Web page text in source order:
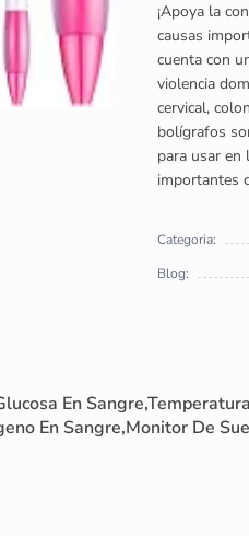
¡Apoya la
causas
cuenta con
violencia
cervical,
bolígrafos
para usar en
importantes
Categoria:
Blog:
En Sangre,Temperatura
En Sangre,Monitor De